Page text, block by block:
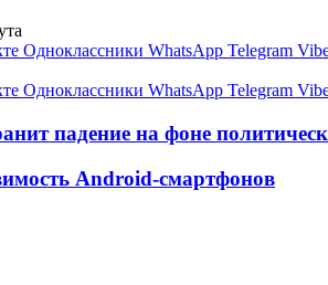
Одноклассники WhatsApp Telegram
Одноклассники WhatsApp Telegram
падение на фоне
Android-смартфонов